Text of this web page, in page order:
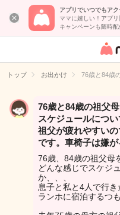
アプリでいつでもアク
ママに嬉しい！アプリ
キャンペーンも随時配
女性
イト
トップ お出かけ 76歳と84歳
76歳と84歳の祖父
スケジュールにつ
祖父が疲れやすい
です。車椅子は嫌が
76歳、84歳の祖父母
どんな感じでスケジ
か、、、
息子と私と4人で行き
ランホに宿泊するつ